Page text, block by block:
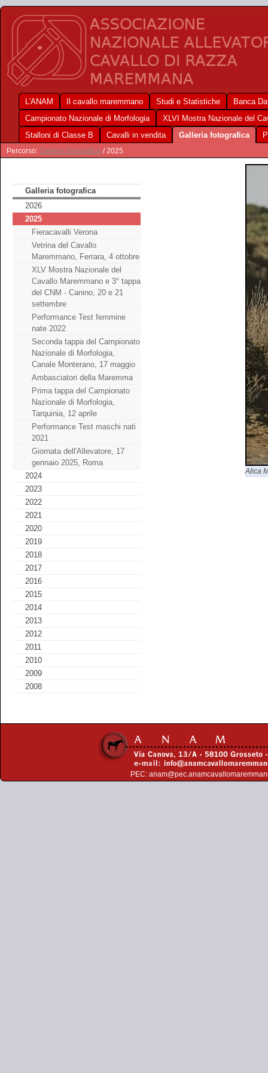
L'ANAM Il cavallo maremmano Studi e Statistiche
Banca
Campionato Nazionale di Morfologia
XLVI Mostra Nazionale del
Stalloni di Classe B
Cavalli in vendita Galleria fotografica
Percorso: Galleria fotografica / 2025
Galleria fotografica
2026
2025
Fieracavalli Verona
Vetrina del Cavallo
Maremmano, Ferrara, 4 ottobre
XLV Mostra Nazionale del
Cavallo Maremmano e 3° tappa
del CNM - Canino, 20 e 21
settembre
Performance Test femmine
nate 2022
Seconda tappa del Campionato
Nazionale di Morfologia,
Canale Monterano, 17 maggio
Ambasciatori della Maremma
Prima tappa del Campionato
Nazionale di Morfologia,
Tarquinia, 12 aprile
Performance Test maschi nati
2021
Giornata dell'Allevatore, 17
gennaio 2025, Roma
2024
2023
2022
2021
2020
2019
2018
2017
2016
2015
2014
2013
2012
2011
2010
2009
2008
Alica
PEC: